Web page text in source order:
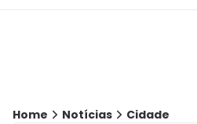
Home Notícias Cidade